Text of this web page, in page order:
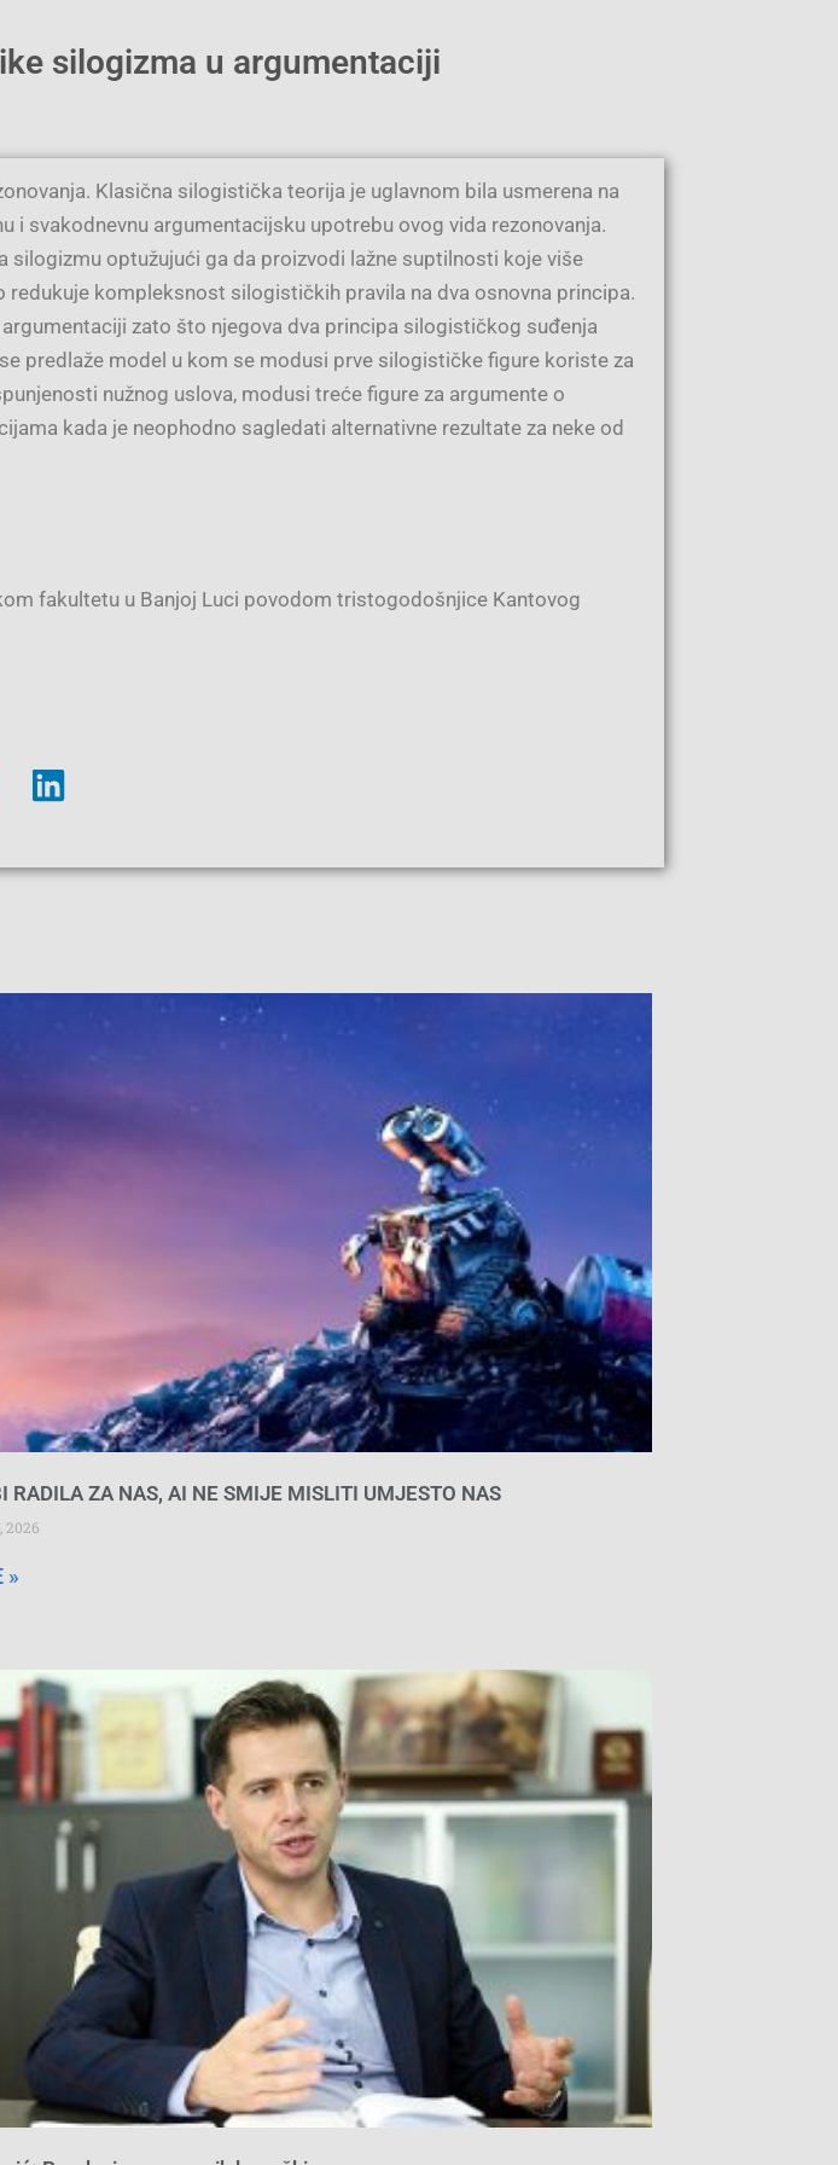
silogizma u argumentaciji
Klasična silogistička teorija je uglavnom bila usmerena na
i svakodnevnu argumentacijsku upotrebu ovog vida rezonovanja.
optužujući ga da proizvodi lažne suptilnosti koje više
kompleksnost silogističkih pravila na dva osnovna principa.
zato što njegova dva principa silogističkog suđenja
predlaže model u kom se modusi prve silogističke figure koriste za
nužnog uslova, modusi treće figure za argumente o
kada je neophodno sagledati alternativne rezultate za neke od
fakultetu u Banjoj Luci povodom tristogodošnjice Kantovog
RADILA ZA NAS, AI NE SMIJE MISLITI UMJESTO NAS
2026
»